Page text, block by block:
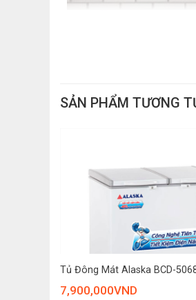
SẢN PHẨM TƯƠNG
Tủ Đông Mát Alaska BCD-
7,900,000VND